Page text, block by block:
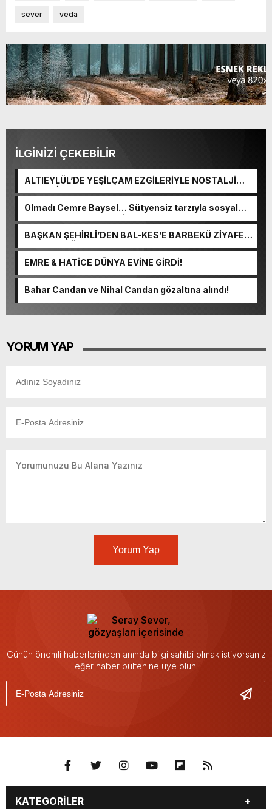
sever veda
İLGİNİZİ ÇEKEBİLİR
ALTIEYLÜL’DE YEŞİLÇAM EZGİLERİYLE NOSTALJİ
DOLU BİR GECE
Olmadı Cemre Baysel… Sütyensiz tarzıyla sosyal
medyayı salladı: Bu sefer olmamış
BAŞKAN ŞEHİRLİ’DEN BAL-KES’E BARBEKÜ ZİYAFETİ
EMRE & HATİCE DÜNYA EVİNE GİRDİ!
Bahar Candan ve Nihal Candan gözaltına alındı!
YORUM YAP
Yorum Yap
Günün önemli haberlerinden anında bilgi sahibi olmak istiyorsanız
eğer haber bültenine üye olun.
KATEGORİLER